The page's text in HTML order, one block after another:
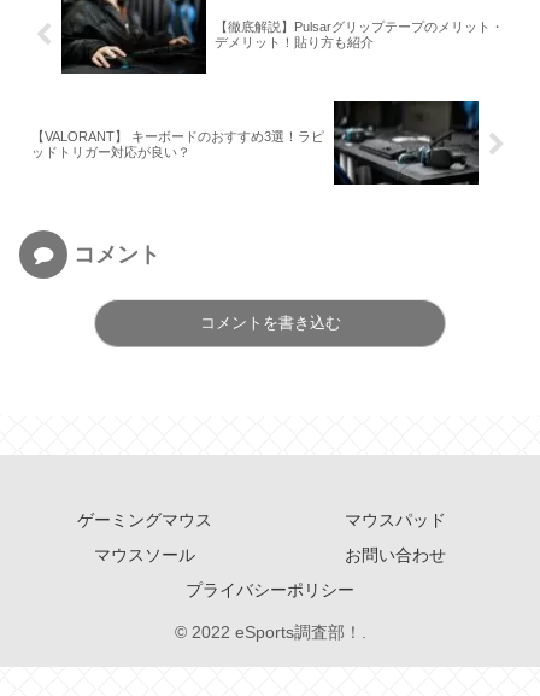
【徹底解説】Pulsarグリップテープのメリット・
デメリット！貼り方も紹介
【VALORANT】 キーボードのおすすめ3選！ラピ
ッドトリガー対応が良い？
コメント
コメントを書き込む
ゲーミングマウス
マウスパッド
マウスソール
お問い合わせ
プライバシーポリシー
© 2022 eSports調査部！.